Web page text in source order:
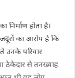
होता है।
का आरोप है कि
उनके परिवार
ठेकेदार से तनख्वाह